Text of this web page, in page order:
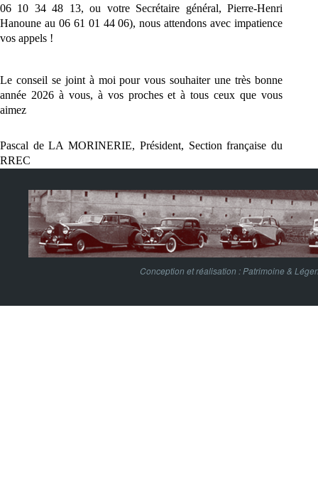
06 10 34 48 13, ou votre Secrétaire général, Pierre-Henri
Hanoune au 06 61 01 44 06), nous attendons avec impatience
vos appels !
Le conseil se joint à moi pour vous souhaiter une très bonne
année 2026 à vous, à vos proches et à tous ceux que vous
aimez
Pascal de LA MORINERIE, Président, Section française du
RREC
Conception et réalisation : Patrimoine &